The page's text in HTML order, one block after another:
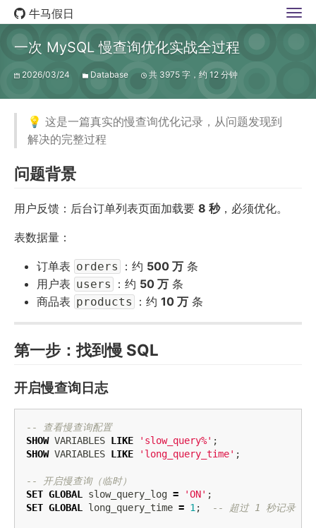
牛马假日
一次 MySQL 慢查询优化实战全过程
2026/03/24 Database 共 3975 字，约 12 分钟
💡 这是一篇真实的慢查询优化记录，从问题发现到
解决的完整过程
问题背景
用户反馈：后台订单列表页面加载要 8 秒，必须优化。
表数据量：
订单表 orders ：约 500 万 条
用户表 users ：约 50 万 条
商品表 products ：约 10 万 条
第一步：找到慢 SQL
开启慢查询日志
-- 查看慢查询配置
SHOW VARIABLES LIKE 'slow_query%' ;
SHOW VARIABLES LIKE 'long_query_time' ;
-- 开启慢查询（临时）
SET GLOBAL slow_query_log = 'ON' ;
SET GLOBAL long_query_time = 1 ; -- 超过 1 秒记录